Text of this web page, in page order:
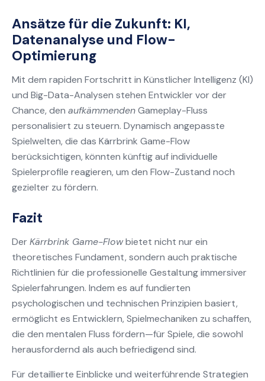
Ansätze für die Zukunft: KI,
Datenanalyse und Flow-
Optimierung
Mit dem rapiden Fortschritt in Künstlicher Intelligenz (KI)
und Big-Data-Analysen stehen Entwickler vor der
Chance, den aufkämmendenGameplay-Fluss
personalisiert zu steuern. Dynamisch angepasste
Spielwelten, die das Kärrbrink Game-Flow
berücksichtigen, könnten künftig auf individuelle
Spielerprofile reagieren, um den Flow-Zustand noch
gezielter zu fördern.
Fazit
DerKärrbrink Game-Flowbietet nicht nur ein
theoretisches Fundament, sondern auch praktische
Richtlinien für die professionelle Gestaltung immersiver
Spielerfahrungen. Indem es auf fundierten
psychologischen und technischen Prinzipien basiert,
ermöglicht es Entwicklern, Spielmechaniken zu schaffen,
die den mentalen Fluss fördern—für Spiele, die sowohl
herausfordernd als auch befriedigend sind.
Für detaillierte Einblicke und weiterführende Strategien